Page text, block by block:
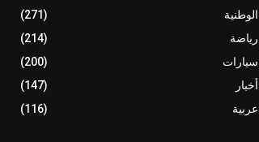
الوطنية
(271)
رياضة
(214)
سيارات
(200)
أخبار
(147)
عربية
(116)